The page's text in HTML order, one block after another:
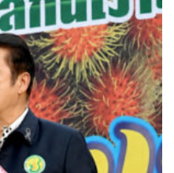
พรรคเพื่อไทย
เมืองเลยของดีตำบลเสี้ยว ชู